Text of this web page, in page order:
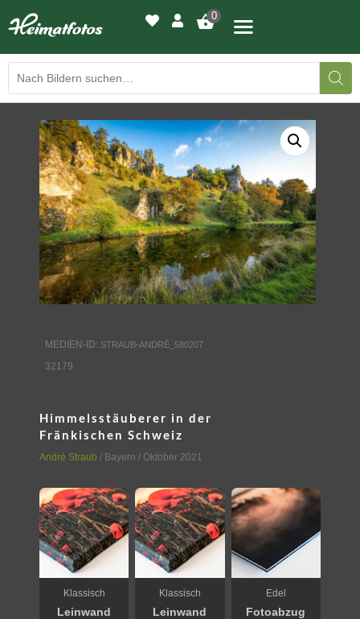
0
BILDERGALERIE
DRUCKQUALITÄTEN
LED-LEUCHTBILDER
WIR DRUCKEN IHR BILD
AUSSTELLUNGEN
KONTAKT
MEDIEN-ID: STRAUB-ANDRÉ_580207
32179
Himmelsstäuberer in der
Fränkischen Schweiz
André Straub / Bayern / Oktober 2021
Klassisch
Leinwand
Klassisch
Leinwand
Edel
Fotoabzug